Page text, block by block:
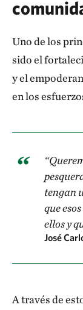
Uno de los
sido el
y el
en los
tengan
que
ellos y
José
A través de